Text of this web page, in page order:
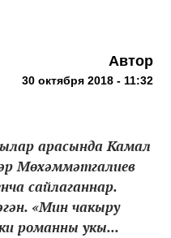
Автор
30 октября 2018 - 11:32
арасында Камал
Мөхәммәтгалиев
сайлаганнар.
«Мин чакыру
романны укы...